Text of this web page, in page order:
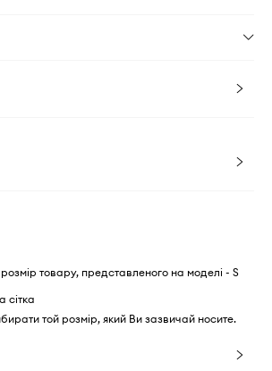
розмір товару, представленого на моделі - S
сітка
той розмір, який Ви зазвичай носите.